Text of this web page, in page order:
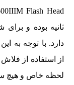
دارد. با توجه به
از استفاده از
لحظه خاص و هیچ